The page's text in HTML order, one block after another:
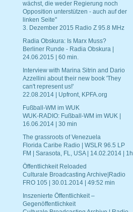
wächst, die weder Regierung noch
Opposition unterstützen - auch auf der
linken Seite"
3. Dezember 2015 Radio Z 95.8 MHz
Radia Obskura: Is Marx Muss?
Berliner Runde - Radia Obskura |
24.06.2015 | 60 min.
Interview with Marina Sitrin and Dario
Azzellini about their new book 'They
can't represent us!'
22.08.2014 | Upfront, KPFA.org
Fußball-WM im WUK
WUK-RADIO: Fußball-WM im WUK |
16.06.2014 | 30 min
The grassroots of Venezuela
Florida Caribe Radio | WSLR 96.5 LP
FM | Sarasota, FL, USA | 14.02.2014 | 1h
Öffentlichkeit Reloaded
Culturale Broadcasting Archive|Radio
FRO 105 | 30.01.2014 | 49:52 min
Inszenierte Öffentlichkeit –
Gegenöffentlichkeit